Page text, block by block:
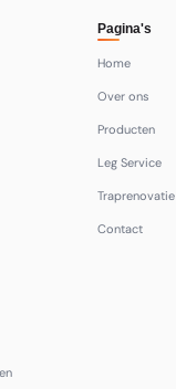
Pagina's
Home
Over ons
Producten
Leg Service
Traprenovatie
Contact